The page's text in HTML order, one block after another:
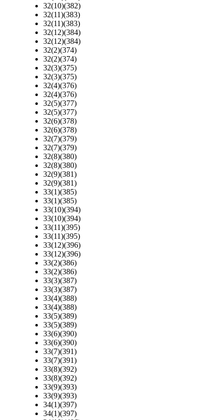
32(10)(382)
32(11)(383)
32(11)(383)
32(12)(384)
32(12)(384)
32(2)(374)
32(2)(374)
32(3)(375)
32(3)(375)
32(4)(376)
32(4)(376)
32(5)(377)
32(5)(377)
32(6)(378)
32(6)(378)
32(7)(379)
32(7)(379)
32(8)(380)
32(8)(380)
32(9)(381)
32(9)(381)
33(1)(385)
33(1)(385)
33(10)(394)
33(10)(394)
33(11)(395)
33(11)(395)
33(12)(396)
33(12)(396)
33(2)(386)
33(2)(386)
33(3)(387)
33(3)(387)
33(4)(388)
33(4)(388)
33(5)(389)
33(5)(389)
33(6)(390)
33(6)(390)
33(7)(391)
33(7)(391)
33(8)(392)
33(8)(392)
33(9)(393)
33(9)(393)
34(1)(397)
34(1)(397)